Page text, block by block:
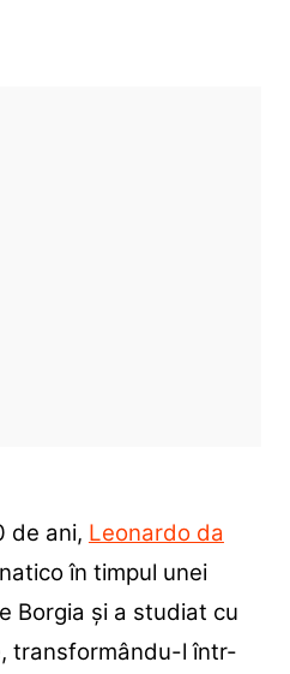
de ani, Leonardo da
în timpul unei
Borgia și a studiat cu
transformându-l într-